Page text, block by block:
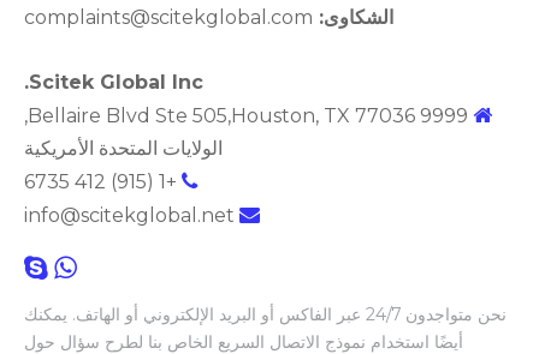
الشكاوى: complaints@scitekglobal.com
Scitek Global Inc.

9999 Bellaire Blvd Ste 505,Houston, TX 77036,
الولايات المتحدة الأمريكية

+1 (915) 412 6735

info@scitekglobal.net


نحن متواجدون 24/7 عبر الفاكس أو البريد الإلكتروني أو الهاتف. يمكنك
أيضًا استخدام نموذج الاتصال السريع الخاص بنا لطرح سؤال حول